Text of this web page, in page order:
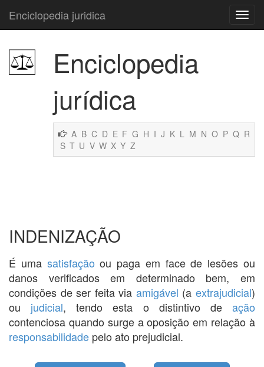
Enciclopedia juridica
Enciclopedia
jurídica
A B C D E F G H I J K L M N O P Q R
S T U V W X Y Z
INDENIZAÇÃO
É uma satisfação ou paga em face de lesões ou
danos verificados em determinado bem, em
condições de ser feita via amigável (aextrajudicial)
ou judicial, tendo esta o distintivo deação
contenciosa quando surge a oposição em relação à
responsabilidade pelo ato prejudicial.